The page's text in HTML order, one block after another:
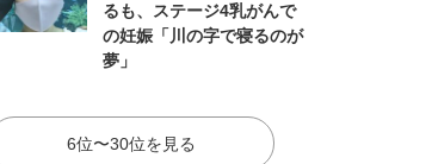
るも、ステージ4乳がんで
の妊娠「川の字で寝るのが
夢」
6位〜30位を見る